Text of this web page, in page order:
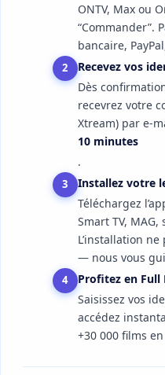
ONTV, Max ou
“Commander”.
bancaire,
2
Recevez vos
Dès
recevrez votre
Xtream) par e-
10 minutes
.
3
Installez votre
Téléchargez
Smart TV,
L’installation
— nous vous
4
Profitez en Full
Saisissez vos
accédez
+30 000 films